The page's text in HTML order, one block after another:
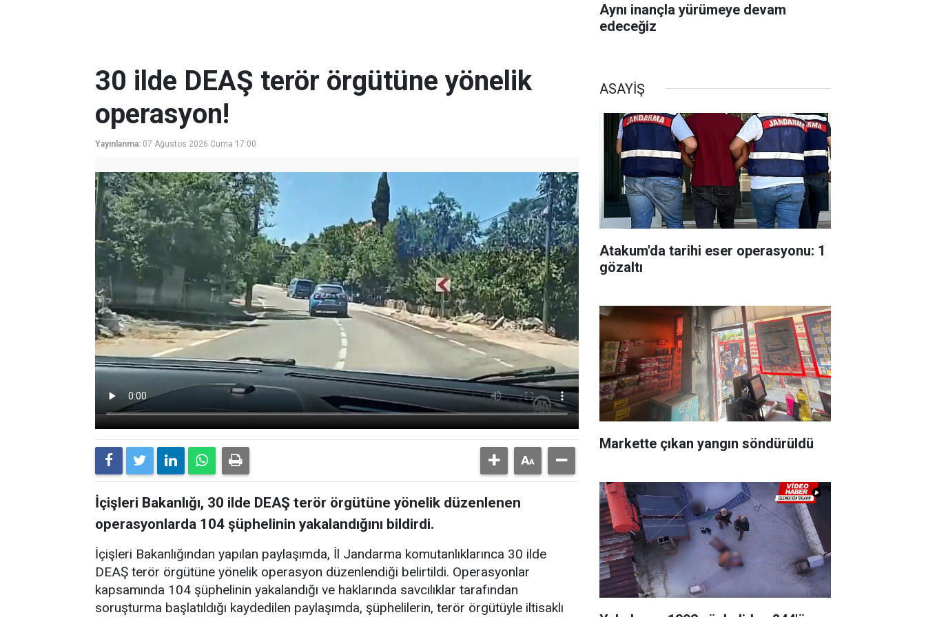
Aynı inançla yürümeye devam
edeceğiz
30 ilde DEAŞ terör örgütüne yönelik
operasyon!
Yayınlanma: 07 Ağustos 2026 Cuma 17:00
İçişleri Bakanlığı, 30 ilde DEAŞ terör örgütüne yönelik düzenlenen
operasyonlarda 104 şüphelinin yakalandığını bildirdi.
İçişleri Bakanlığından yapılan paylaşımda, İl Jandarma komutanlıklarınca 30 ilde
DEAŞ terör örgütüne yönelik operasyon düzenlendiği belirtildi. Operasyonlar
kapsamında 104 şüphelinin yakalandığı ve haklarında savcılıklar tarafından
soruşturma başlatıldığı kaydedilen paylaşımda, şüphelilerin, terör örgütüyle iltisaklı
ASAYİŞ
Atakum'da tarihi eser operasyonu: 1
gözaltı
Markette çıkan yangın söndürüldü